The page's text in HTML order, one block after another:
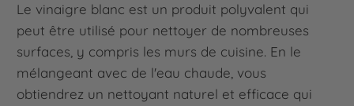
Le vinaigre blanc est un produit polyvalent qui
peut être utilisé pour nettoyer de nombreuses
surfaces, y compris les murs de cuisine. En le
mélangeant avec de l'eau chaude, vous
obtiendrez un nettoyant naturel et efficace qui